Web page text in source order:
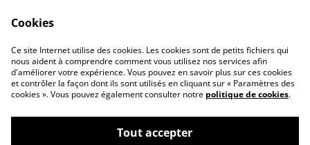
Contactez-nous
Politique de
confidentialité
Politique de
cookies
Cookies
Ce site Internet utilise des cookies. Les cookies sont de petits fichiers qui
nous aident à comprendre comment vous utilisez nos services afin
d'améliorer votre expérience. Vous pouvez en savoir plus sur ces cookies
et contrôler la façon dont ils sont utilisés en cliquant sur « Paramètres des
cookies ». Vous pouvez également consulter notre politique de cookies.
Tout accepter